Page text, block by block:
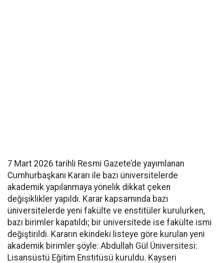
7 Mart 2026 tarihli Resmi Gazete’de yayımlanan
Cumhurbaşkanı Kararı ile bazı üniversitelerde
akademik yapılanmaya yönelik dikkat çeken
değişiklikler yapıldı. Karar kapsamında bazı
üniversitelerde yeni fakülte ve enstitüler kurulurken,
bazı birimler kapatıldı; bir üniversitede ise fakülte ismi
değiştirildi. Kararın ekindeki listeye göre kurulan yeni
akademik birimler şöyle: Abdullah Gül Üniversitesi:
Lisansüstü Eğitim Enstitüsü kuruldu. Kayseri